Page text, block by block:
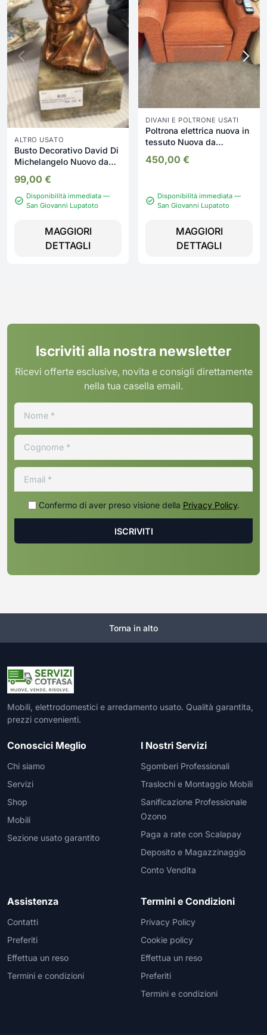
ALTRO USATO
Busto Decorativo David Di
Michelangelo Nuovo da
99,00 €
Disponibilità immediata —
San Giovanni Lupatoto
MAGGIORI
DETTAGLI
DIVANI E POLTRONE USATI
Poltrona elettrica nuova in
tessuto Nuova da
450,00 €
Disponibilità immediata —
San Giovanni Lupatoto
MAGGIORI
DETTAGLI
Iscriviti alla nostra newsletter
Ricevi offerte esclusive, novita e consigli direttamente
nella tua casella email.
Confermo di aver preso visione della Privacy Policy.
Torna in alto
Mobili, elettrodomestici e arredamento usato. Qualità garantita,
prezzi convenienti.
Conoscici Meglio
Chi siamo
Servizi
Shop
Mobili
Sezione usato garantito
I Nostri Servizi
Sgomberi Professionali
Traslochi e Montaggio Mobili
Sanificazione Professionale
Ozono
Paga a rate con Scalapay
Deposito e Magazzinaggio
Conto Vendita
Assistenza
Contatti
Preferiti
Effettua un reso
Termini e condizioni
Termini e Condizioni
Privacy Policy
Cookie policy
Effettua un reso
Preferiti
Termini e condizioni